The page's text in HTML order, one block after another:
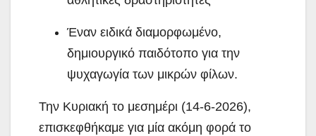
Έναν ειδικά διαμορφωμένο,
δημιουργικό παιδότοπο για την
ψυχαγωγία των μικρών φίλων.
Την Κυριακή το μεσημέρι (14-6-2026),
επισκεφθήκαμε για μία ακόμη φορά το